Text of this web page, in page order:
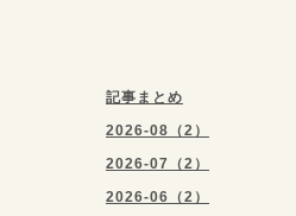
記事まとめ
2026-08（2）
2026-07（2）
2026-06（2）